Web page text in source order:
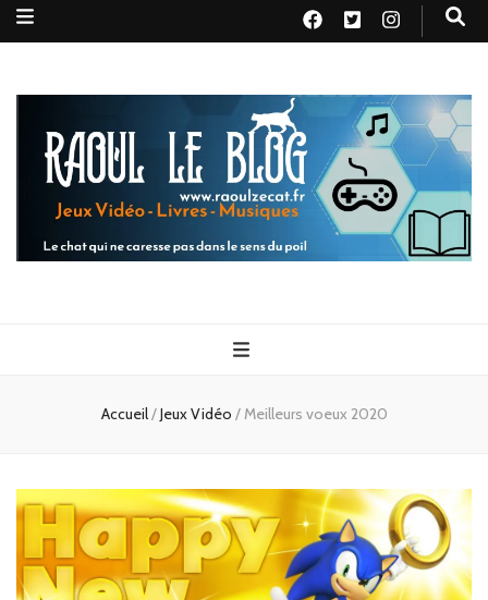
Raoul le
blog
Accueil/Jeux Vidéo /Meilleurs voeux 2020